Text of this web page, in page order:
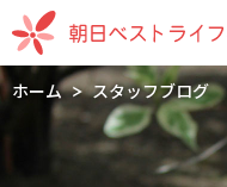
ホーム スタッフブログ